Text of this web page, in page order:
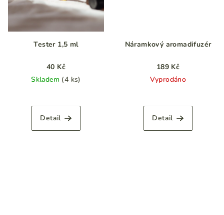
Tester 1,5 ml
40 Kč
Skladem (4 ks)
Detail
Náramkový aromadifuzér
189 Kč
Vyprodáno
hodnocení
produktu
Detail